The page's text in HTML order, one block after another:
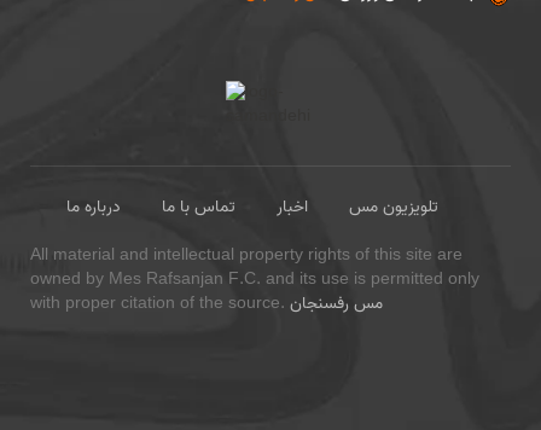
درباره ما تماس با ما اخبار
تلویزیون مس
All material and intellectual property rights of this site are
owned by Mes Rafsanjan F.C. and its use is permitted only
with proper citation of the source. مس رفسنجان